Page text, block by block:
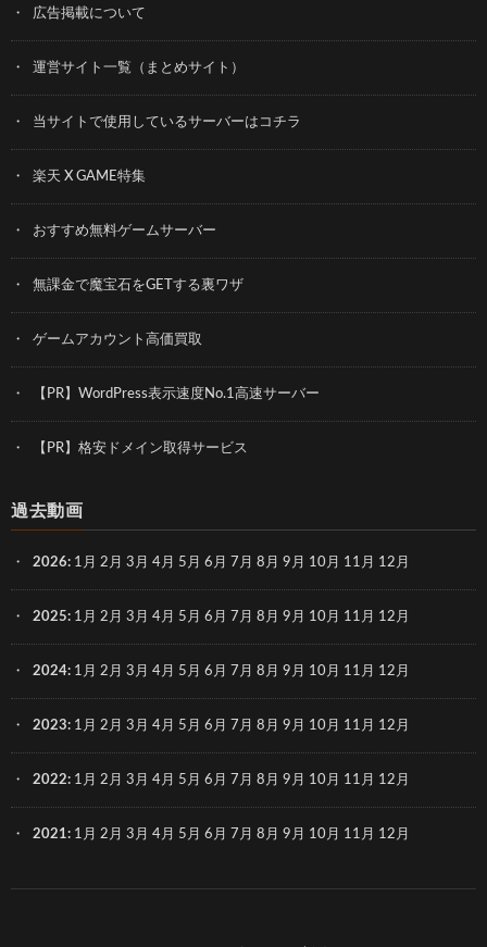
広告掲載について
運営サイト一覧（まとめサイト）
当サイトで使用しているサーバーはコチラ
楽天 X GAME特集
おすすめ無料ゲームサーバー
無課金で魔宝石をGETする裏ワザ
ゲームアカウント高価買取
【PR】WordPress表示速度No.1高速サーバー
【PR】格安ドメイン取得サービス
過去動画
2026: 1月 2月 3月 4月 5月 6月 7月 8月 9月 10月 11月 12月
2025: 1月 2月 3月 4月 5月 6月 7月 8月 9月 10月 11月 12月
2024: 1月 2月 3月 4月 5月 6月 7月 8月 9月 10月 11月 12月
2023: 1月 2月 3月 4月 5月 6月 7月 8月 9月 10月 11月 12月
2022: 1月 2月 3月 4月 5月 6月 7月 8月 9月 10月 11月 12月
2021: 1月 2月 3月 4月 5月 6月 7月 8月 9月 10月 11月 12月